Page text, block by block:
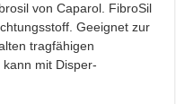
von Caparol. FibroSil
Geeignet zur
trag­fähigen
kann mit Disper­